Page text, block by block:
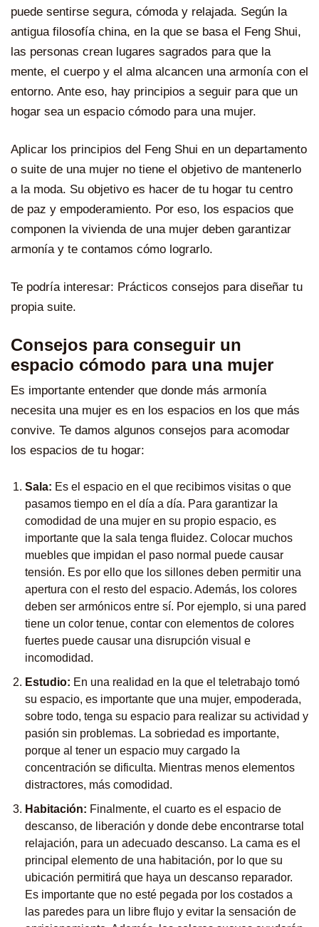
puede sentirse segura, cómoda y relajada. Según la
antigua filosofía china, en la que se basa el Feng Shui,
las personas crean lugares sagrados para que la
mente, el cuerpo y el alma alcancen una armonía con el
entorno. Ante eso, hay principios a seguir para que un
hogar sea un espacio cómodo para una mujer.
Aplicar los principios del Feng Shui en un departamento
o suite de una mujer no tiene el objetivo de mantenerlo
a la moda. Su objetivo es hacer de tu hogar tu centro
de paz y empoderamiento. Por eso, los espacios que
componen la vivienda de una mujer deben garantizar
armonía y te contamos cómo lograrlo.
Te podría interesar: Prácticos consejos para diseñar tu
propia suite.
Consejos para conseguir un
espacio cómodo para una mujer
Es importante entender que donde más armonía
necesita una mujer es en los espacios en los que más
convive. Te damos algunos consejos para acomodar
los espacios de tu hogar:
Sala: Es el espacio en el que recibimos visitas o que
pasamos tiempo en el día a día. Para garantizar la
comodidad de una mujer en su propio espacio, es
importante que la sala tenga fluidez. Colocar muchos
muebles que impidan el paso normal puede causar
tensión. Es por ello que los sillones deben permitir una
apertura con el resto del espacio. Además, los colores
deben ser armónicos entre sí. Por ejemplo, si una pared
tiene un color tenue, contar con elementos de colores
fuertes puede causar una disrupción visual e
incomodidad.
Estudio: En una realidad en la que el teletrabajo tomó
su espacio, es importante que una mujer, empoderada,
sobre todo, tenga su espacio para realizar su actividad y
pasión sin problemas. La sobriedad es importante,
porque al tener un espacio muy cargado la
concentración se dificulta. Mientras menos elementos
distractores, más comodidad.
Habitación: Finalmente, el cuarto es el espacio de
descanso, de liberación y donde debe encontrarse total
relajación, para un adecuado descanso. La cama es el
principal elemento de una habitación, por lo que su
ubicación permitirá que haya un descanso reparador.
Es importante que no esté pegada por los costados a
las paredes para un libre flujo y evitar la sensación de